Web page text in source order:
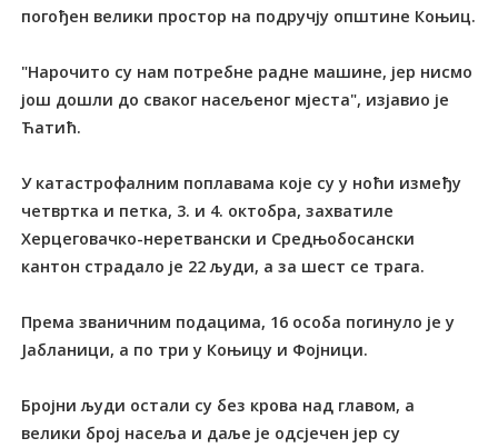
погођен велики простор на подручју општине Коњиц.
"Нарочито су нам потребне радне машине, јер нисмо
још дошли до сваког насељеног мјеста", изјавио је
Ћатић.
У катастрофалним поплавама које су у ноћи између
четвртка и петка, 3. и 4. октобра, захватиле
Херцеговачко-неретвански и Средњобосански
кантон страдало је 22 људи, а за шест се трага.
Према званичним подацима, 16 особа погинуло је у
Јабланици, а по три у Коњицу и Фојници.
Бројни људи остали су без крова над главом, а
велики број насеља и даље је одсјечен јер су